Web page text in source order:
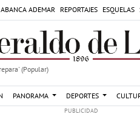
ABANCA ADEMAR REPORTAJES ESQUELAS
(Popular)
PANORAMA DEPORTES